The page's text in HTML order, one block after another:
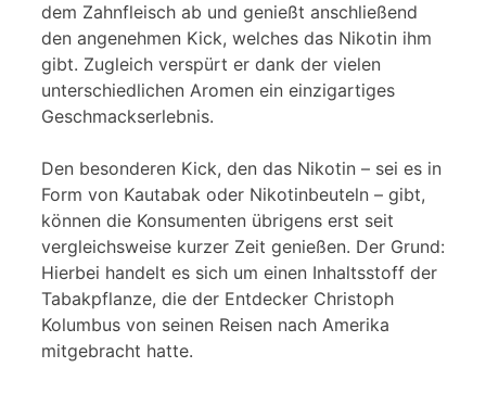
dem Zahnfleisch ab und genießt anschließend
den angenehmen Kick, welches das Nikotin ihm
gibt. Zugleich verspürt er dank der vielen
unterschiedlichen Aromen ein einzigartiges
Geschmackserlebnis.
Den besonderen Kick, den das Nikotin – sei es in
Form von Kautabak oder Nikotinbeuteln – gibt,
können die Konsumenten übrigens erst seit
vergleichsweise kurzer Zeit genießen. Der Grund:
Hierbei handelt es sich um einen Inhaltsstoff der
Tabakpflanze, die der Entdecker Christoph
Kolumbus von seinen Reisen nach Amerika
mitgebracht hatte.